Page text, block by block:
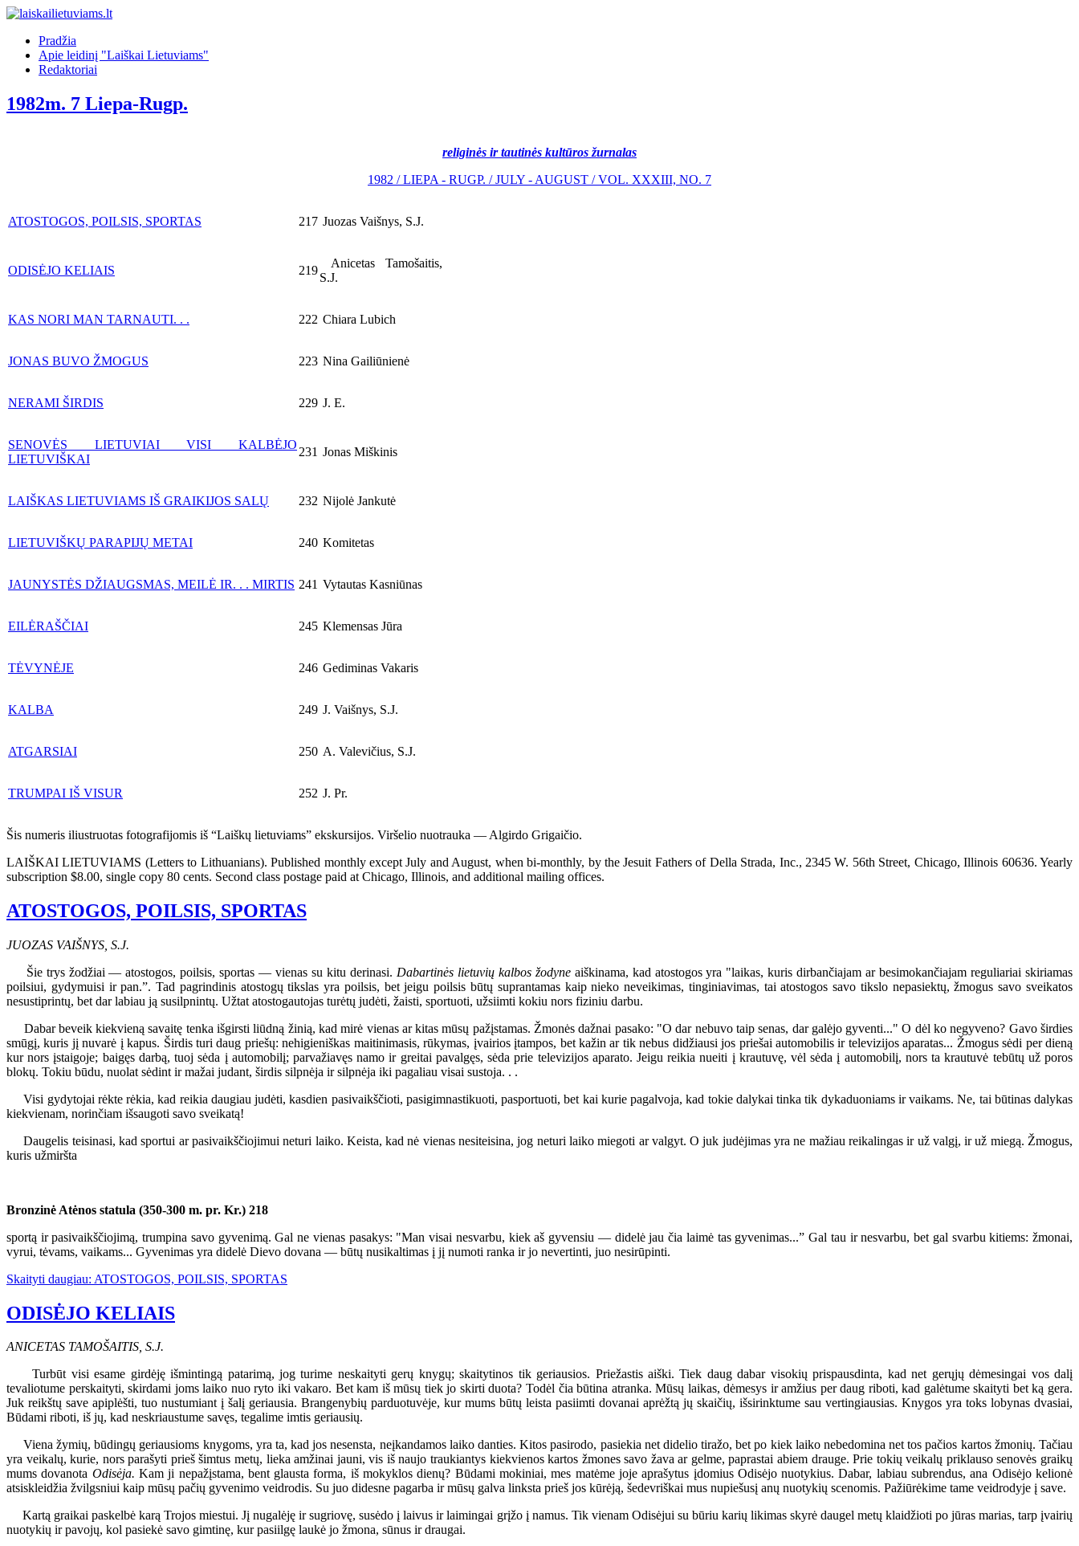
Pradžia
Apie leidinį "Laiškai Lietuviams"
Redaktoriai
1982m. 7 Liepa-Rugp.
religinės ir tautinės kultūros žurnalas
1982 / LIEPA - RUGP. / JULY - AUGUST / VOL. XXXIII, NO. 7
ATOSTOGOS, POILSIS, SPORTAS 217 Juozas Vaišnys, S.J.
ODISĖJO KELIAIS 219
Anicetas Tamošaitis,
S.J.
KAS NORI MAN TARNAUTI. . . 222 Chiara Lubich
JONAS BUVO ŽMOGUS 223 Nina Gailiūnienė
NERAMI ŠIRDIS 229 J. E.
SENOVĖS LIETUVIAI VISI KALBĖJO
LIETUVIŠKAI
231 Jonas Miškinis
LAIŠKAS LIETUVIAMS IŠ GRAIKIJOS SALŲ 232 Nijolė Jankutė
LIETUVIŠKŲ PARAPIJŲ METAI 240 Komitetas
JAUNYSTĖS DŽIAUGSMAS, MEILĖ IR. . . MIRTIS 241 Vytautas Kasniūnas
EILĖRAŠČIAI 245 Klemensas Jūra
TĖVYNĖJE 246 Gediminas Vakaris
KALBA 249 J. Vaišnys, S.J.
ATGARSIAI 250 A. Valevičius, S.J.
TRUMPAI IŠ VISUR 252 J. Pr.
Šis numeris iliustruotas fotografijomis iš “Laiškų lietuviams” ekskursijos. Viršelio nuotrauka — Algirdo Grigaičio.
LAIŠKAI LIETUVIAMS (Letters to Lithuanians). Published monthly except July and August, when bi-monthly, by the Jesuit Fathers of Della Strada, Inc., 2345 W. 56th Street, Chicago, Illinois 60636. Yearly
subscription $8.00, single copy 80 cents. Second class postage paid at Chicago, Illinois, and additional mailing offices.
ATOSTOGOS, POILSIS, SPORTAS
JUOZAS VAIŠNYS, S.J.
Šie trys žodžiai — atostogos, poilsis, sportas — vienas su kitu derinasi. Dabartinės lietuvių kalbos žodyneaiškinama, kad atostogos yra "laikas, kuris dirbančiajam ar besimokančiajam reguliariai skiriamas
poilsiui, gydymuisi ir pan.”. Tad pagrindinis atostogų tikslas yra poilsis, bet jeigu poilsis būtų suprantamas kaip nieko neveikimas, tinginiavimas, tai atostogos savo tikslo nepasiektų, žmogus savo sveikatos
nesustiprintų, bet dar labiau ją susilpnintų. Užtat atostogautojas turėtų judėti, žaisti, sportuoti, užsiimti kokiu nors fiziniu darbu.
Dabar beveik kiekvieną savaitę tenka išgirsti liūdną žinią, kad mirė vienas ar kitas mūsų pažįstamas. Žmonės dažnai pasako: "O dar nebuvo taip senas, dar galėjo gyventi..." O dėl ko negyveno? Gavo širdies
smūgį, kuris jį nuvarė į kapus. Širdis turi daug priešų: nehigieniškas maitinimasis, rūkymas, įvairios įtampos, bet kažin ar tik nebus didžiausi jos priešai automobilis ir televizijos aparatas... Žmogus sėdi per dieną
kur nors įstaigoje; baigęs darbą, tuoj sėda į automobilį; parvažiavęs namo ir greitai pavalgęs, sėda prie televizijos aparato. Jeigu reikia nueiti į krautuvę, vėl sėda į automobilį, nors ta krautuvė tebūtų už poros
blokų. Tokiu būdu, nuolat sėdint ir mažai judant, širdis silpnėja ir silpnėja iki pagaliau visai sustoja. . .
Visi gydytojai rėkte rėkia, kad reikia daugiau judėti, kasdien pasivaikščioti, pasigimnastikuoti, pasportuoti, bet kai kurie pagalvoja, kad tokie dalykai tinka tik dykaduoniams ir vaikams. Ne, tai būtinas dalykas
kiekvienam, norinčiam išsaugoti savo sveikatą!
Daugelis teisinasi, kad sportui ar pasivaikščiojimui neturi laiko. Keista, kad nė vienas nesiteisina, jog neturi laiko miegoti ar valgyt. O juk judėjimas yra ne mažiau reikalingas ir už valgį, ir už miegą. Žmogus,
kuris užmiršta
Bronzinė Atėnos statula (350-300 m. pr. Kr.) 218
sportą ir pasivaikščiojimą, trumpina savo gyvenimą. Gal ne vienas pasakys: "Man visai nesvarbu, kiek aš gyvensiu — didelė jau čia laimė tas gyvenimas...” Gal tau ir nesvarbu, bet gal svarbu kitiems: žmonai,
vyrui, tėvams, vaikams... Gyvenimas yra didelė Dievo dovana — būtų nusikaltimas į jį numoti ranka ir jo nevertinti, juo nesirūpinti.
Skaityti daugiau: ATOSTOGOS, POILSIS, SPORTAS
ODISĖJO KELIAIS
ANICETAS TAMOŠAITIS, S.J.
Turbūt visi esame girdėję išmintingą patarimą, jog turime neskaityti gerų knygų; skaitytinos tik geriausios. Priežastis aiški. Tiek daug dabar visokių prispausdinta, kad net gerųjų dėmesingai vos dalį
tevaliotume perskaityti, skirdami joms laiko nuo ryto iki vakaro. Bet kam iš mūsų tiek jo skirti duota? Todėl čia būtina atranka. Mūsų laikas, dėmesys ir amžius per daug riboti, kad galėtume skaityti bet ką gera.
Juk reikštų save apiplėšti, tuo nustumiant į šalį geriausia. Brangenybių parduotuvėje, kur mums būtų leista pasiimti dovanai aprėžtą jų skaičių, išsirinktume sau vertingiausias. Knygos yra toks lobynas dvasiai,
Būdami riboti, iš jų, kad neskriaustume savęs, tegalime imtis geriausių.
Viena žymių, būdingų geriausioms knygoms, yra ta, kad jos nesensta, neįkandamos laiko danties. Kitos pasirodo, pasiekia net didelio tiražo, bet po kiek laiko nebedomina net tos pačios kartos žmonių. Tačiau
yra veikalų, kurie, nors parašyti prieš šimtus metų, lieka amžinai jauni, vis iš naujo traukiantys kiekvienos kartos žmones savo žava ar gelme, paprastai abiem drauge. Prie tokių veikalų priklauso senovės graikų
mums dovanota Odisėja. Kam ji nepažįstama, bent glausta forma, iš mokyklos dienų? Būdami mokiniai, mes matėme joje aprašytus įdomius Odisėjo nuotykius. Dabar, labiau subrendus, ana Odisėjo kelionė
atsiskleidžia žvilgsniui kaip mūsų pačių gyvenimo veidrodis. Su juo didesne pagarba ir mūsų galva linksta prieš jos kūrėją, šedevriškai mus nupiešusį anų nuotykių scenomis. Pažiūrėkime tame veidrodyje į save.
Kartą graikai paskelbė karą Trojos miestui. Jį nugalėję ir sugriovę, susėdo į laivus ir laimingai grįžo į namus. Tik vienam Odisėjui su būriu karių likimas skyrė daugel metų klaidžioti po jūras marias, tarp įvairių
nuotykių ir pavojų, kol pasiekė savo gimtinę, kur pasiilgę laukė jo žmona, sūnus ir draugai.